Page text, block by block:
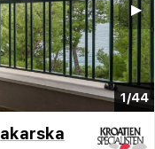
1/44
▶︎